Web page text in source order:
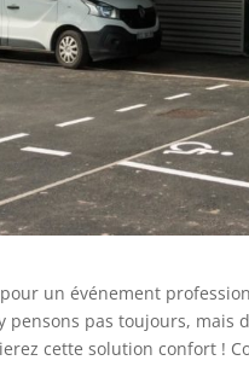
un événement
pensons pas toujours,
cette solution confort !